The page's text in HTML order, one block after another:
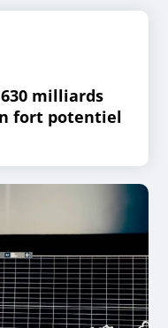
milliards
fort potentiel